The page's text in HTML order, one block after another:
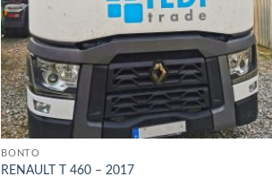
BONTÓ
RENAULT T 460 – 2017